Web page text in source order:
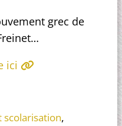
grec de
ici
scolarisation,